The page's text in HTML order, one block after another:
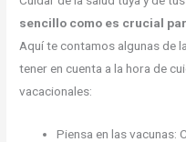
sencillo como es crucial
Aquí te contamos algunas de
tener en cuenta a la hora de
vacacionales:
Piensa en las vacunas: